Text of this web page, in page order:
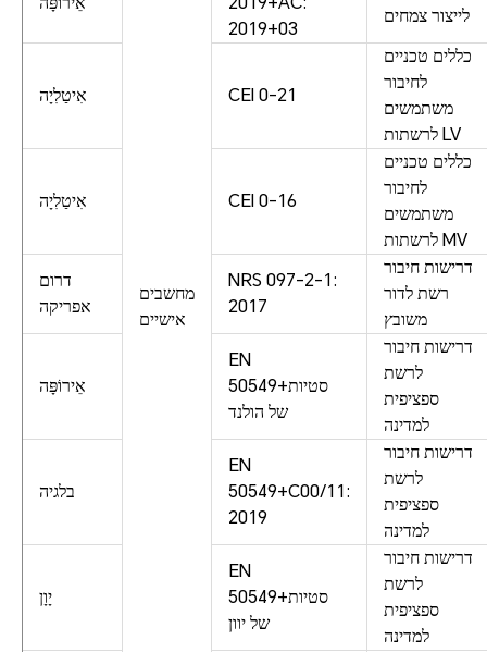
מחשבים
אישיים
2019+03
לייצור צמחים
אִיטַלִיָה CEI 0-21
כללים טכניים
לחיבור
משתמשים
לרשתות LV
אִיטַלִיָה CEI 0-16
כללים טכניים
לחיבור
משתמשים
לרשתות MV
דרום
אפריקה
NRS 097-2-1:
2017
דרישות חיבור
רשת לדור
משובץ
אֵירוֹפָּה
EN
50549+סטיות
של הולנד
דרישות חיבור
לרשת
ספציפית
למדינה
בלגיה
EN
50549+C00/11:
2019
דרישות חיבור
לרשת
ספציפית
למדינה
יָוָן
EN
50549+סטיות
של יוון
דרישות חיבור
לרשת
ספציפית
למדינה